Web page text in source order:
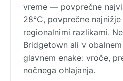
vreme — povprečne
28°C, povprečne
regionalnimi razlikami.
Bridgetown ali v
glavnem enake: vroče,
nočnega ohlajanja.